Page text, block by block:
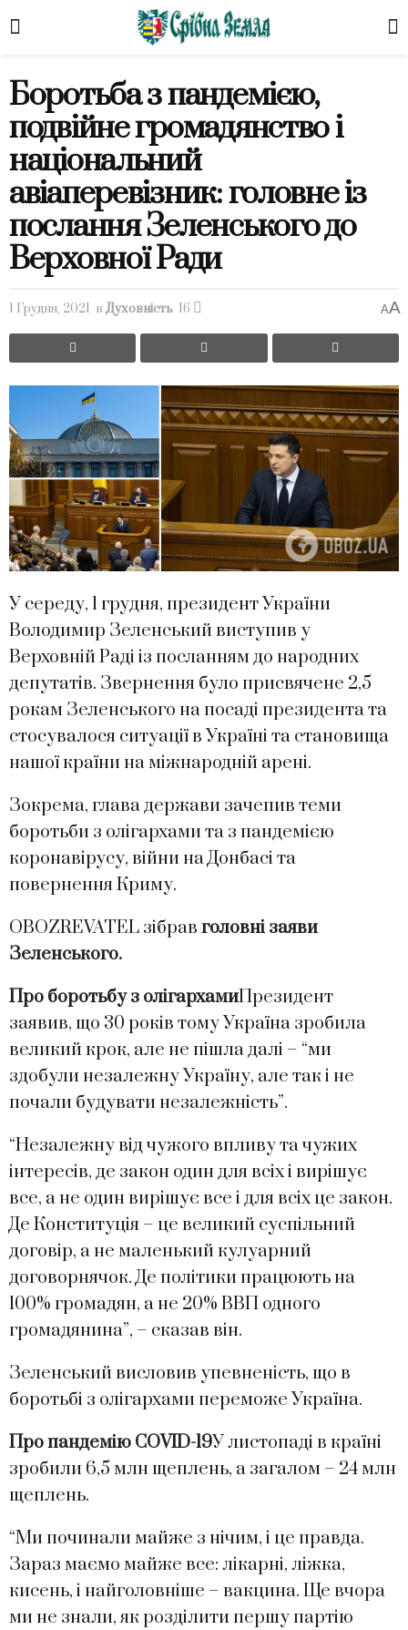
Боротьба з пандемією,
подвійне громадянство і
національний
авіаперевізник: головне із
послання Зеленського до
Верховної Ради
1 Грудня, 2021 в Духовність 16 AA
У середу, 1 грудня, президент України
Володимир Зеленський виступив у
Верховній Раді із посланням до народних
депутатів. Звернення було присвячене 2,5
рокам Зеленського на посаді президента та
стосувалося ситуації в Україні та становища
нашої країни на міжнародній арені.
Зокрема, глава держави зачепив теми
боротьби з олігархами та з пандемією
коронавірусу, війни на Донбасі та
повернення Криму.
OBOZREVATEL зібрав головні заяви
Зеленського.
Про боротьбу з олігархамиПрезидент
заявив, що 30 років тому Україна зробила
великий крок, але не пішла далі – “ми
здобули незалежну Україну, але так і не
почали будувати незалежність”.
“Незалежну від чужого впливу та чужих
інтересів, де закон один для всіх і вирішує
все, а не один вирішує все і для всіх це закон.
Де Конституція – це великий суспільний
договір, а не маленький кулуарний
договорнячок. Де політики працюють на
100% громадян, а не 20% ВВП одного
громадянина”, – сказав він.
Зеленський висловив упевненість, що в
боротьбі з олігархами переможе Україна.
Про пандемію COVID-19У листопаді в країні
зробили 6,5 млн щеплень, а загалом – 24 млн
щеплень.
“Ми починали майже з нічим, і це правда.
Зараз маємо майже все: лікарні, ліжка,
кисень, і найголовніше – вакцина. Ще вчора
ми не знали, як розділити першу партію